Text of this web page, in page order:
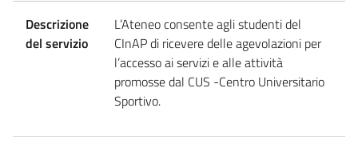
Descrizione
del servizio
L’Ateneo consente agli studenti del
CInAP di ricevere delle agevolazioni per
l’accesso ai servizi e alle attività
promosse dal CUS -Centro Universitario
Sportivo.